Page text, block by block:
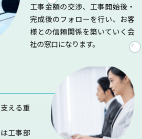
工事金額の交渉、工事開始後・
完成後のフォローを行い、お客
様との信頼関係を築いていく会
社の窓口になります。
える重
工事部